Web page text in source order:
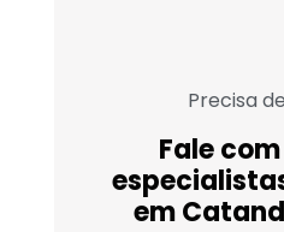
Precisa
Fale
em